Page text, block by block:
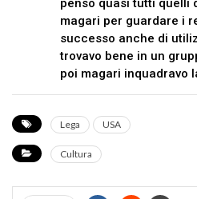
penso quasi tutti quelli
magari per guardare i
successo anche di
trovavo bene in un
poi magari inquadravo
Lega USA
Cultura